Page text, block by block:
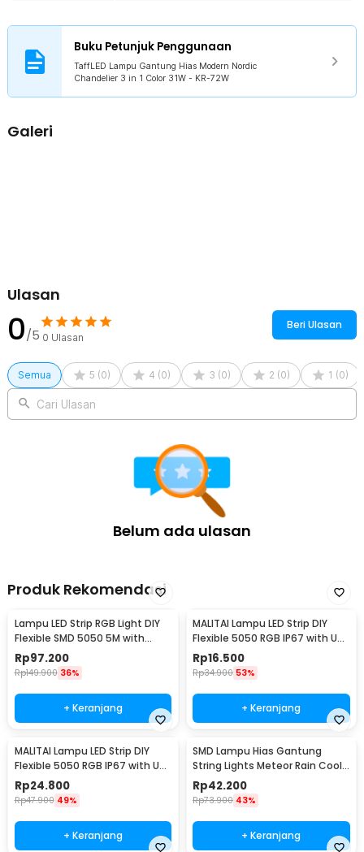
Buku Petunjuk Penggunaan
TaffLED Lampu Gantung Hias Modern Nordic
Chandelier 3 in 1 Color 31W - KR-72W
Galeri
Ulasan
0/5 0 Ulasan
Beri Ulasan
Semua 5 (0) 4 (0) 3 (0) 2 (0) 1 (0)
Cari Ulasan
Belum ada ulasan
Produk Rekomendasi
Lampu LED Strip RGB Light DIY
Flexible SMD 5050 5M with
Remote
Rp97.200
Rp149.900 36%
+ Keranjang
MALITAI Lampu LED Strip DIY
Flexible 5050 RGB IP67 with USB
Controller 1M - SMD2835
Rp16.500
Rp34.900 53%
+ Keranjang
MALITAI Lampu LED Strip DIY
Flexible 5050 RGB IP67 with USB
Controller 2M - SMD2835
Rp24.800
Rp47.900 49%
+ Keranjang
SMD Lampu Hias Gantung
String Lights Meteor Rain Cool
White 30cm 8 PCS
Rp42.200
Rp73.900 43%
+ Keranjang